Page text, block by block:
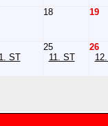
18 19
ST
25
11. ST
26